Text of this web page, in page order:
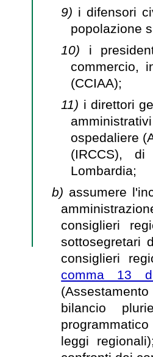
9) i difensori
popolazione
10) i
commercio,
(CCIAA);
11) i direttori
ospedaliere
(IRCCS),
Lombardia;
b) assumere
consiglieri
sottosegretari
consiglieri
comma 13
bilancio
leggi